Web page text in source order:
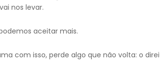
nos levar.
aceitar mais.
com isso, perde algo que não volta: o